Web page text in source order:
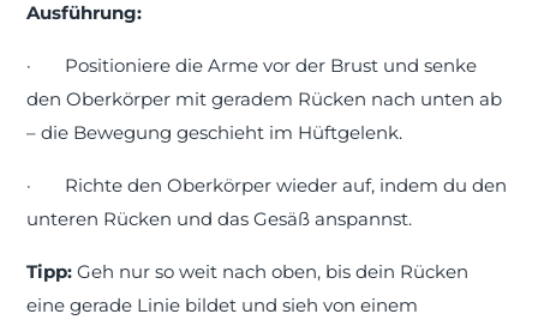
Ausführung:
· Positioniere die Arme vor der Brust und senke
den Oberkörper mit geradem Rücken nach unten ab
– die Bewegung geschieht im Hüftgelenk.
· Richte den Oberkörper wieder auf, indem du den
unteren Rücken und das Gesäß anspannst.
Tipp:Geh nur so weit nach oben, bis dein Rücken
eine gerade Linie bildet und sieh von einem